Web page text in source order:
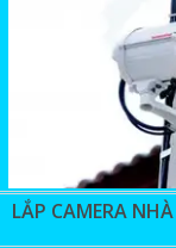
LẮP CAMERA